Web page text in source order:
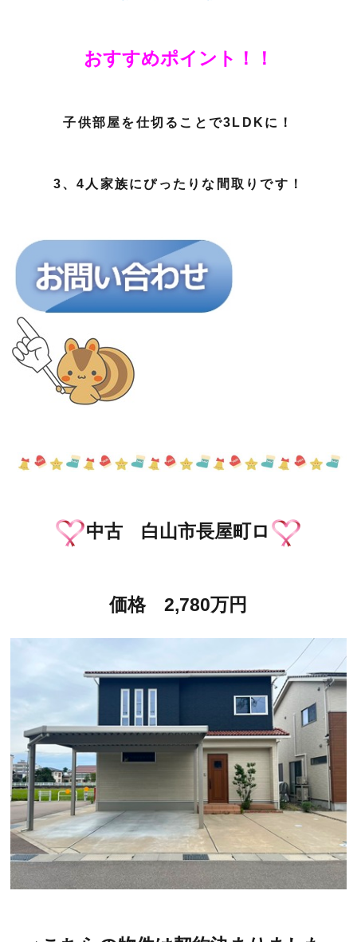
おすすめポイント！！
子供部屋を仕切ることで3LDKに！
3、4人家族にぴったりな間取りです！
中古 白山市長屋町ロ
価格 2,780万円